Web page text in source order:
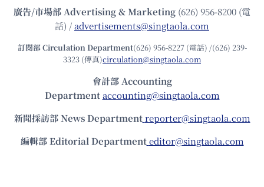
廣告/市場部Advertising & Marketing (626) 956-8200 (電
話) /advertisements@singtaola.com
訂閱部 Circulation Department(626) 956-8227 (電話) /(626) 239-
3323 (傳真)circulation@singtaola.com
會計部 Accounting
Department accounting@singtaola.com
新聞採訪部 News Department reporter@singtaola.com
編輯部 Editorial Department editor@singtaola.com